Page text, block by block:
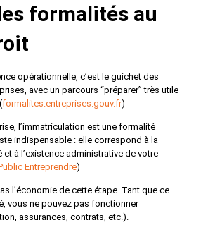
formalités au
opérationnelle, c’est le guichet des
, avec un parcours “préparer” très utile
formalites.entreprises.gouv.fr)
l’immatriculation est une formalité
indispensable : elle correspond à la
et à l’existence administrative de votre
Entreprendre)
l’économie de cette étape. Tant que ce
vous ne pouvez pas fonctionner
assurances, contrats, etc.).